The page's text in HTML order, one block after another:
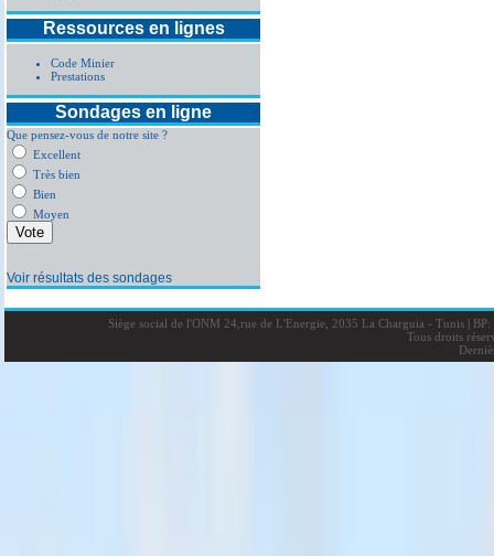
Ressources en lignes
Code Minier
Prestations
Sondages en ligne
Que pensez-vous de notre site ?
Excellent
Très bien
Bien
Moyen
Voir résultats des sondages
Siège social de l'ONM 24,rue de L'Energie, 2035 La Charguia - Tunis |BP:
Tous droits